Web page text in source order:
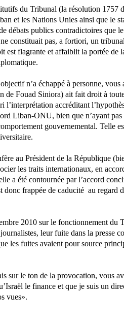
du Tribunal (la résolution 1757
et les Nations Unies ainsi que le
débats publics contradictoires que
constituait pas, a fortiori, un
est flagrante et affaiblit la portée de
n’a échappé à personne, vous
de Fouad Siniora) ait fait droit à
l’interprétation accréditant
Liban-ONU, bien que n’ayant pas
gouvernemental. Telle
au Président de la République
les traits internationaux, en
a été contournée par l’accord
donc frappée de caducité au regard
2010 sur le fonctionnement du
leur fuite dans la presse
les fuites avaient pour source
sur le ton de la provocation, vous
le finance et que je suis un
vues».